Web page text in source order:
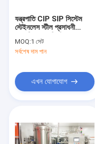
যন্ত্রপাতি CIP SIP সিস্টেম
স্টেইনলেস স্টীল প্রসাধনী
MOQ:1 সেট
সর্বশেষ দাম পান
এখন যোগাযোগ